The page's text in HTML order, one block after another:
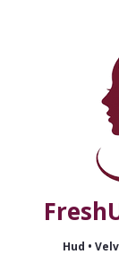
Hud •